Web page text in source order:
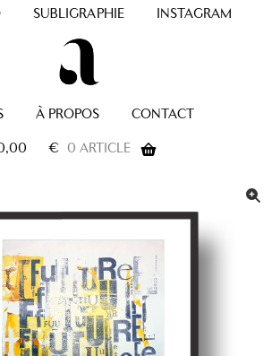
SUBLIGRAPHIE INSTAGRAM
À PROPOS CONTACT
€ 0 ARTICLE